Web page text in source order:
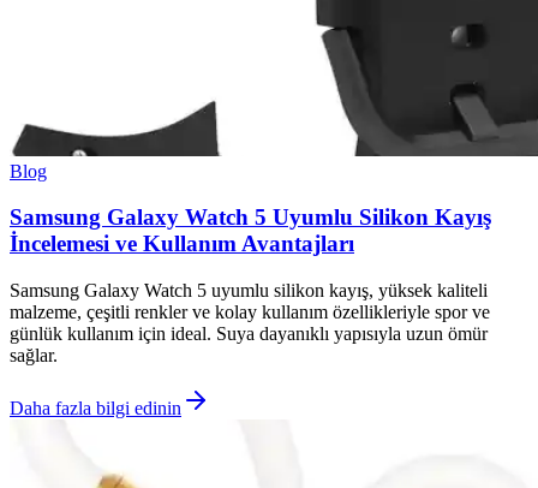
Blog
Samsung Galaxy Watch 5 Uyumlu Silikon Kayış
İncelemesi ve Kullanım Avantajları
Samsung Galaxy Watch 5 uyumlu silikon kayış, yüksek kaliteli
malzeme, çeşitli renkler ve kolay kullanım özellikleriyle spor ve
günlük kullanım için ideal. Suya dayanıklı yapısıyla uzun ömür
sağlar.
Daha fazla bilgi edinin